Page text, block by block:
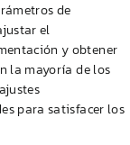
de
el
y obtener
la mayoría de los
para satisfacer los